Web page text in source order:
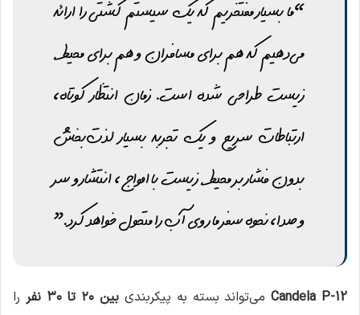
“ما بسیار مفتخریم که یک سیستم کشتی را ارائه
می‌دهیم که هم برای مسافران و هم برای محیط
زیست طراحی شده است. زمان انتظار کوتاه،
ارتباطات سریع و یک تجربه بسیار لذت‌بخش
بدون فشار بر محیط زیست با امواج، انتشار و سر
و صدا، نحوه سفر ما روی آب را متحول خواهد کرد.”
Candela P-12می‌تواند بسته به پیکربندی بین ۲۰ تا ۳۰ نفر را